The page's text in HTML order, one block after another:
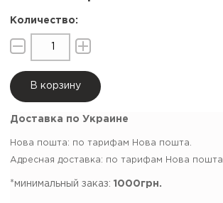
В корзину
Доставка по Украине
Нова пошта: по тарифам Нова пошта.
Адресная доставка: по тарифам Нова пошта.
*минимальный заказ: 1000грн.